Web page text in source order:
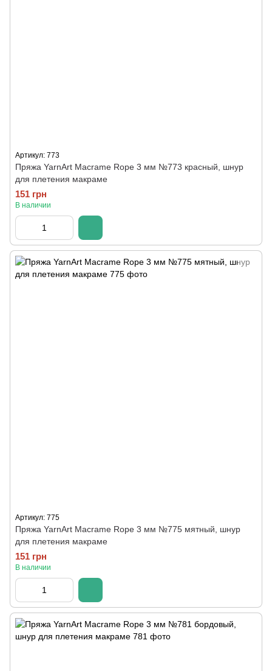
Артикул: 773
Пряжа YarnArt Macrame Rope 3 мм №773 красный, шнур
для плетения макраме
151 грн
В наличии
Артикул: 775
Пряжа YarnArt Macrame Rope 3 мм №775 мятный, шнур
для плетения макраме
151 грн
В наличии